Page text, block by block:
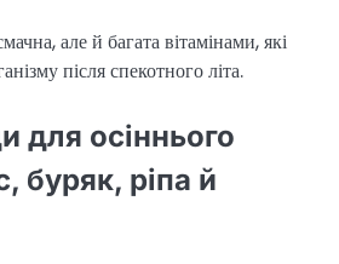
але й багата вітамінами, які
після спекотного літа.
для осіннього
буряк, ріпа й